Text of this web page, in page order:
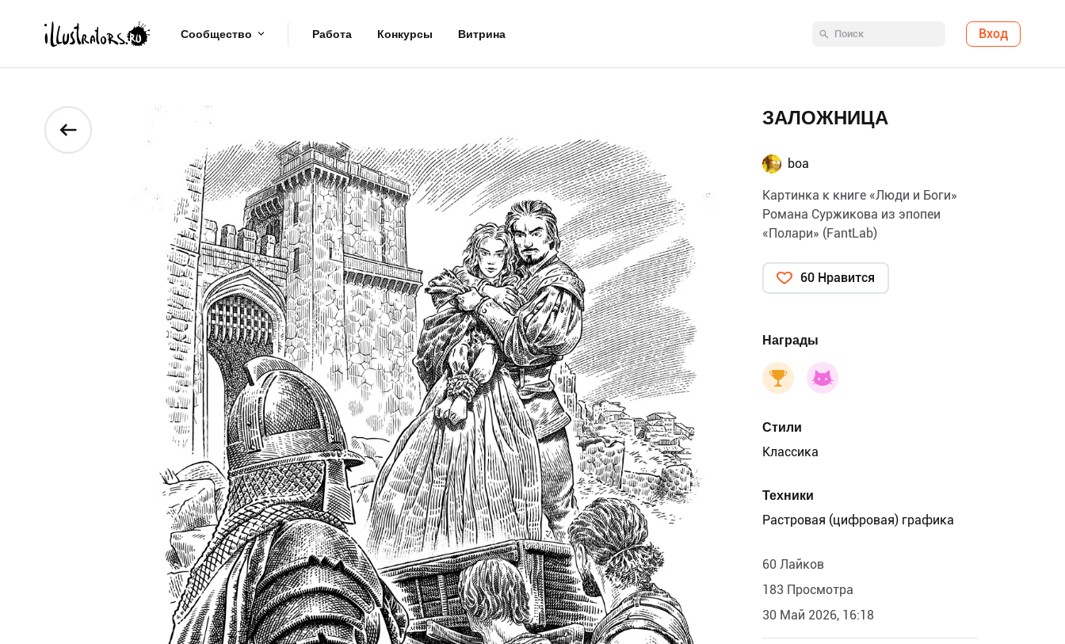
Сообщество Работа Конкурсы Витрина Вход
ЗАЛОЖНИЦА
boa
Картинка к книге «Люди и Боги»
Романа Суржикова из эпопеи
«Полари» (FantLab)
60 Нравится
Награды
Стили
Классика
Техники
Растровая (цифровая) графика
60 Лайков
183 Просмотра
30 Май 2026, 16:18